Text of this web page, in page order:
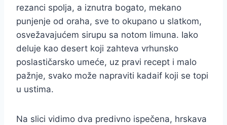
rezanci spolja, a iznutra bogato, mekano
punjenje od oraha, sve to okupano u slatkom,
osvežavajućem sirupu sa notom limuna. Iako
deluje kao desert koji zahteva vrhunsko
poslastičarsko umeće, uz pravi recept i malo
pažnje, svako može napraviti kadaif koji se topi
u ustima.
Na slici vidimo dva predivno ispečena, hrskava